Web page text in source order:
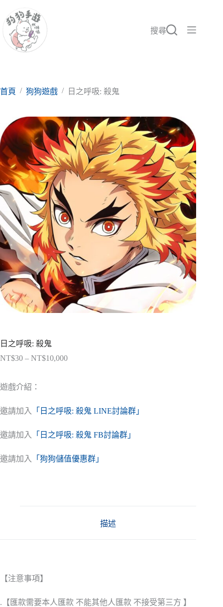
至
要
搜尋
首頁 / 狗狗遊戲 / 日之呼吸: 殺鬼
日之呼吸: 殺鬼
NT$30 – NT$10,000價
NT$30
到
遊戲介紹：
邀請加入 「日之呼吸: 殺鬼 LINE討論群」
邀請加入 「日之呼吸: 殺鬼 FB討論群」
邀請加入 「狗狗儲值優惠群」
描述
【注意事項】
.【匯款需要本人匯款 不能其他人匯款 不接受第三方 】